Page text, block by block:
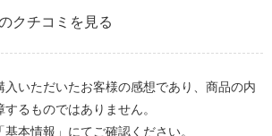
クチコミを見る
入いただいたお客様の感想であり、商品の内
るものではありません。
本情報」にてご確認ください。